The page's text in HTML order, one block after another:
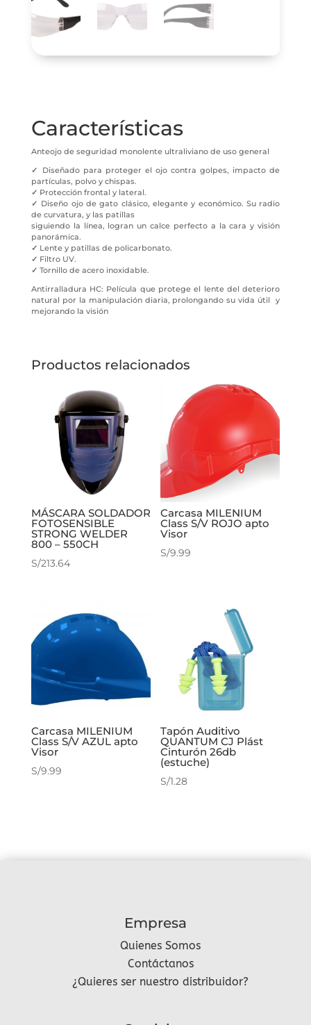
Características
Anteojo de seguridad monolente ultraliviano de uso general
✓
Diseñado para proteger el ojo contra golpes, impacto de
partículas, polvo y chispas.
✓ Protección frontal y lateral.
✓ Diseño ojo de gato clásico, elegante y económico. Su radio
de curvatura, y las patillas
siguiendo la línea, logran un calce perfecto a la cara y visión
panorámica.
✓ Lente y patillas de policarbonato.
✓ Filtro UV.
✓ Tornillo de acero inoxidable.
Antirralladura HC: Película que protege el lente del deterioro
natural por la manipulación diaria, prolongando su vida útil y
mejorando la visión
Productos relacionados
MÁSCARA SOLDADOR
FOTOSENSIBLE
STRONG WELDER
800 – 550CH
S/213.64
Carcasa MILENIUM
Class S/V ROJO apto
Visor
S/9.99
Carcasa MILENIUM
Class S/V AZUL apto
Visor
S/9.99
Tapón Auditivo
QUANTUM CJ Plást
Cinturón 26db
(estuche)
S/1.28
Empresa
Quienes Somos
Contáctanos
¿Quieres ser nuestro distribuidor?